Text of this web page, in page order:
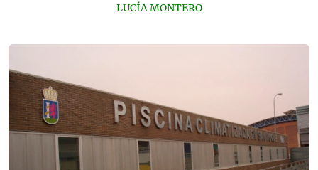
LUCÍA MONTERO